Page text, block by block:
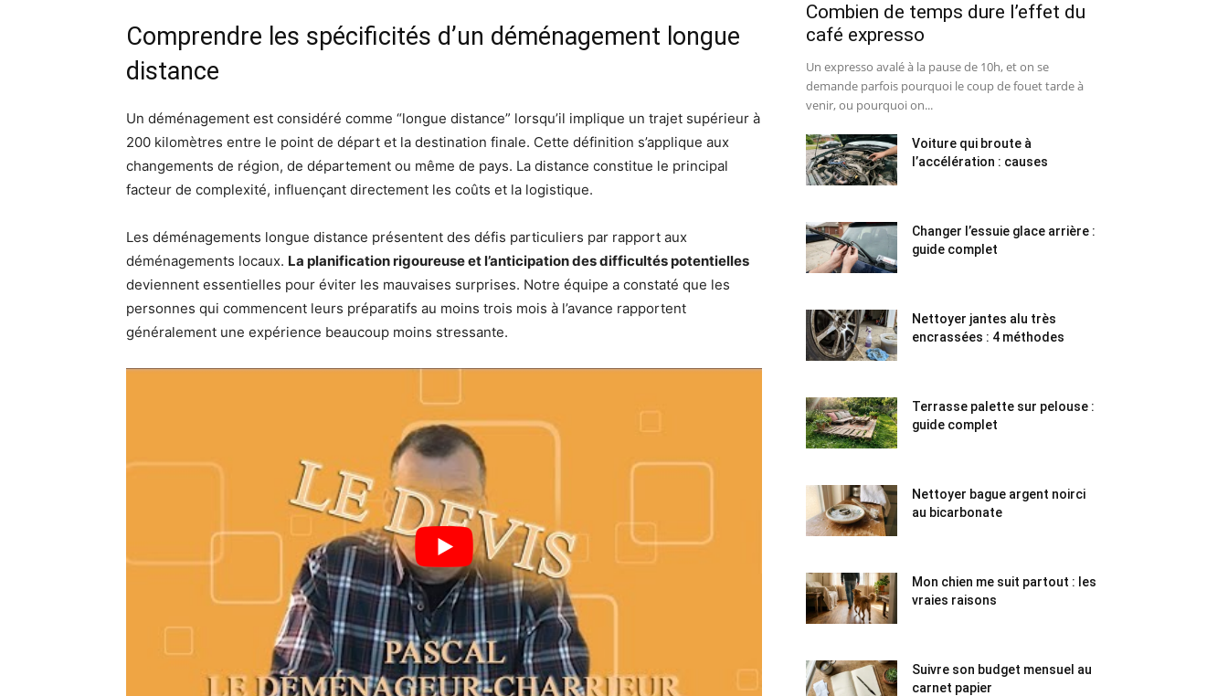
Comprendre les spécificités d’un déménagement longue
distance
Un déménagement est considéré comme “longue distance” lorsqu’il implique un trajet supérieur à
200 kilomètres entre le point de départ et la destination finale. Cette définition s’applique aux
changements de région, de département ou même de pays. La distance constitue le principal
facteur de complexité, influençant directement les coûts et la logistique.
Les déménagements longue distance présentent des défis particuliers par rapport aux
déménagements locaux. La planification rigoureuse et l’anticipation des difficultés potentielles
deviennent essentielles pour éviter les mauvaises surprises. Notre équipe a constaté que les
personnes qui commencent leurs préparatifs au moins trois mois à l’avance rapportent
généralement une expérience beaucoup moins stressante.
Combien de temps dure l’effet du
café expresso
Un expresso avalé à la pause de 10h, et on se
demande parfois pourquoi le coup de fouet tarde à
venir, ou pourquoi on...
Voiture qui broute à
l’accélération : causes
Changer l’essuie glace arrière :
guide complet
Nettoyer jantes alu très
encrassées : 4 méthodes
Terrasse palette sur pelouse :
guide complet
Nettoyer bague argent noirci
au bicarbonate
Mon chien me suit partout : les
vraies raisons
Suivre son budget mensuel au
carnet papier